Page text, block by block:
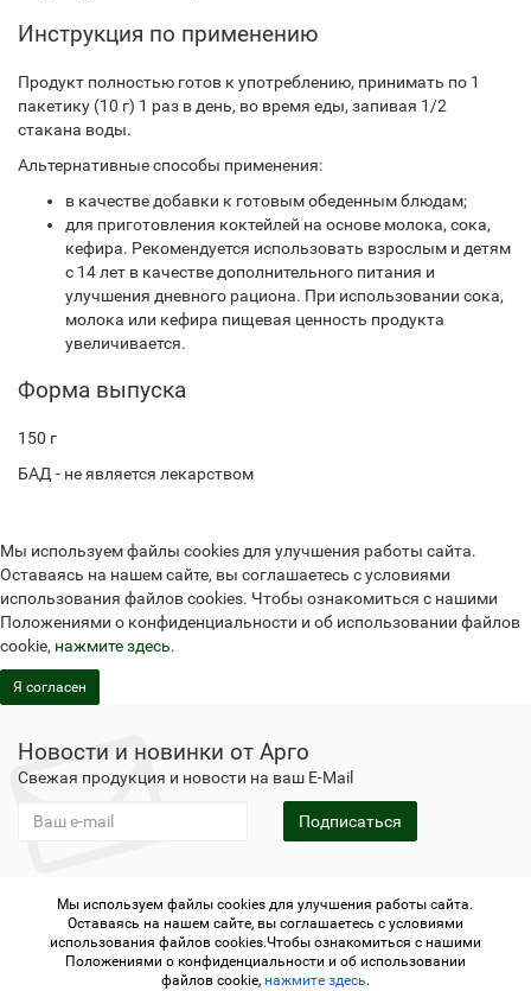
Инструкция по применению
Продукт полностью готов к употреблению, принимать по 1
пакетику (10 г) 1 раз в день, во время еды, запивая 1/2
стакана воды.
Альтернативные способы применения:
в качестве добавки к готовым обеденным блюдам;
для приготовления коктейлей на основе молока, сока,
кефира. Рекомендуется использовать взрослым и детям
с 14 лет в качестве дополнительного питания и
улучшения дневного рациона. При использовании сока,
молока или кефира пищевая ценность продукта
увеличивается.
Форма выпуска
150 г
БАД - не является лекарством
Мы используем файлы cookies для улучшения работы сайта.
Оставаясь на нашем сайте, вы соглашаетесь с условиями
использования файлов cookies. Чтобы ознакомиться с нашими
Положениями о конфиденциальности и об использовании файлов
cookie, нажмите здесь.
Я согласен
Новости и новинки от Арго
Свежая продукция и новости на ваш E-Mail
Подписаться
Не является публичной офертой
Политика
конфиденциальности
Не является публичной офертой
Политика конфиденциальности
Регистрация в Арго
Мы используем файлы cookies для улучшения работы сайта.
Оставаясь на нашем сайте, вы соглашаетесь с условиями
использования файлов cookies.Чтобы ознакомиться с нашими
Положениями о конфиденциальности и об использовании
файлов cookie, нажмите здесь.